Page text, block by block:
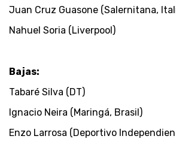
Juan Cruz Guasone (Salernitana,
Nahuel Soria (Liverpool)
Bajas:
Tabaré Silva (DT)
Ignacio Neira (Maringá, Brasil)
Enzo Larrosa (Deportivo